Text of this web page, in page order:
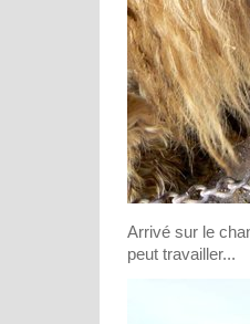
Arrivé sur le
peut travailler...